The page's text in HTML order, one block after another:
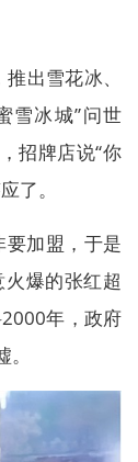
出雪花冰、
雪冰城”问世
招牌店说“你
了。
加盟，于是
爆的张红超
年，政府